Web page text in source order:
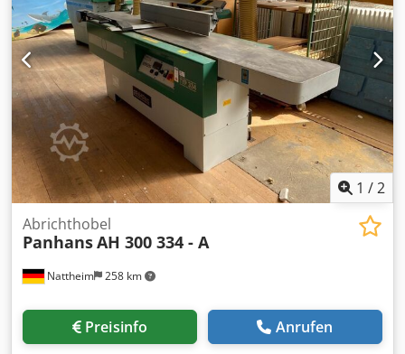
1 /2
Nattheim 258 km
Abrichthobel
PanhansAH 300 334 - A
Preisinfo Anrufen